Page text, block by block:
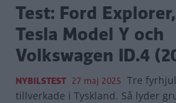
Test: Ford Explorer,
Tesla Model Y och
Volkswagen ID.4
NYBILSTEST 27 maj 2025 Tre
tillverkade i Tyskland. Så lyder